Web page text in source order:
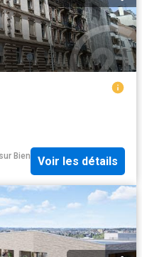
sur Bien
Voir les détails